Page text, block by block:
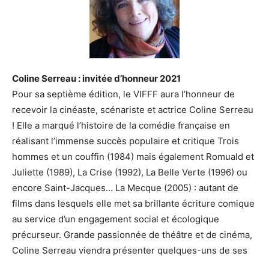
Coline Serreau : invitée d’honneur 2021
Pour sa septième édition, le VIFFF aura l’honneur de
recevoir la cinéaste, scénariste et actrice Coline Serreau
! Elle a marqué l’histoire de la comédie française en
réalisant l’immense succès populaire et critique Trois
hommes et un couffin (1984) mais également Romuald et
Juliette (1989), La Crise (1992), La Belle Verte (1996) ou
encore Saint-Jacques… La Mecque (2005) : autant de
films dans lesquels elle met sa brillante écriture comique
au service d’un engagement social et écologique
précurseur. Grande passionnée de théâtre et de cinéma,
Coline Serreau viendra présenter quelques-uns de ses